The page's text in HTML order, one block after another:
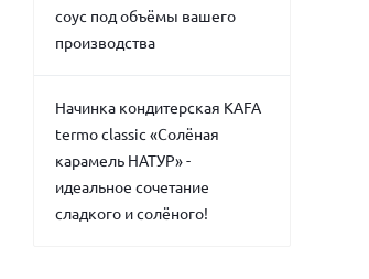
соус под объёмы вашего
производства
Начинка кондитерская KAFA
termo classic «Солёная
карамель НАТУР» -
идеальное сочетание
сладкого и солёного!